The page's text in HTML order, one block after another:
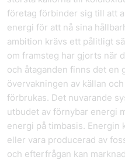
företag förbinder sig till att
energi för att nå sina
ambition krävs ett pålitligt
om framsteg har gjorts när
och åtaganden finns det en
övervakningen av källan
förbrukas. Det nuvarande
utbudet av förnybar energi
energi på timbasis. Energin
eller vara producerad av
och efterfrågan kan